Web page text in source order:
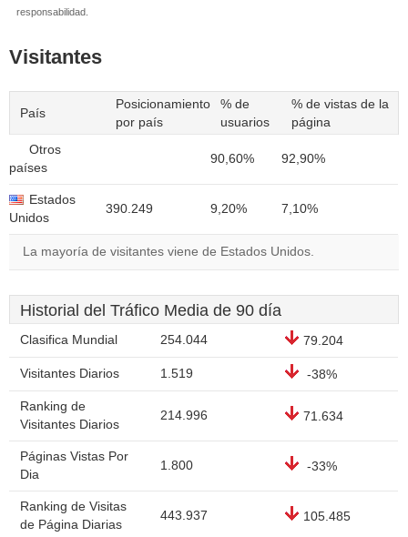
responsabilidad.
Visitantes
País
Posicionamiento
por país
% de
usuarios
% de vistas de la
página
Otros
países
90,60% 92,90%
Estados
Unidos
390.249 9,20% 7,10%
La mayoría de visitantes viene de Estados Unidos.
Historial del Tráfico Media de 90 día
Clasifica Mundial 254.044 79.204
Visitantes Diarios 1.519 -38%
Ranking de
Visitantes Diarios
214.996 71.634
Páginas Vistas Por
Dia
1.800 -33%
Ranking de Visitas
de Página Diarias
443.937 105.485